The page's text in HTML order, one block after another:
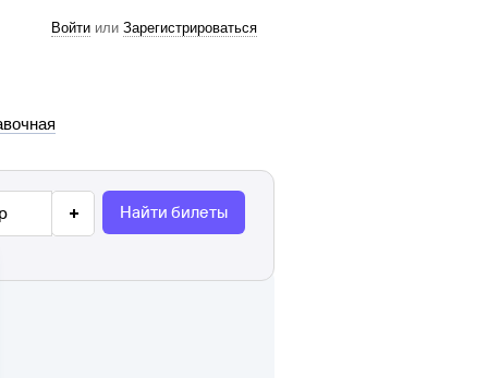
Войти или Зарегистрироваться
Найти билеты